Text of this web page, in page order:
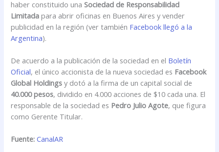
haber constituido unaSociedad de Responsabilidad
Limitada para abrir oficinas en Buenos Aires y vender
publicidad en la región (ver también Facebook llegó a la
Argentina).
De acuerdo a la publicación de la sociedad en el Boletín
Oficial, el único accionista de la nueva sociedad es Facebook
Global Holdings y dotó a la firma de un capital social de
40.000 pesos, dividido en 4.000 acciones de $10 cada una. El
responsable de la sociedad es Pedro Julio Agote, que figura
como Gerente Titular.
Fuente:CanalAR